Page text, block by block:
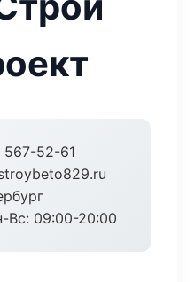
52-61
Вс: 09:00-20:00